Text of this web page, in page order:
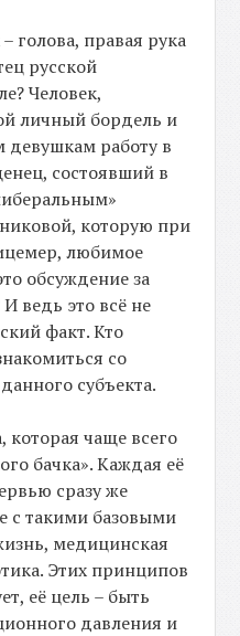
голова, правая рука
русской
Человек,
личный бордель и
работу в
состоявший в
которую при
любимое
обсуждение за
ведь это всё не
факт. Кто
со
субъекта.
которая чаще всего
бачка». Каждая её
сразу же
с такими базовыми
медицинская
Этих принципов
её цель – быть
давления и